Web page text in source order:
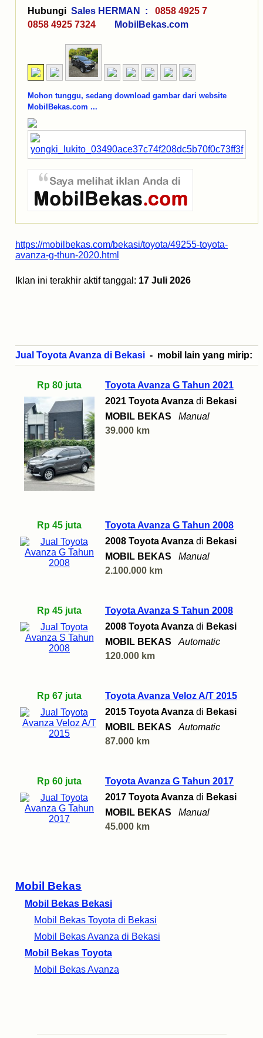
Mobil Bekas
Mobil Bekas Bekasi
Mobil Bekas Toyota di Bekasi
Mobil Bekas Avanza di Bekasi
Mobil Bekas Toyota
Mobil Bekas Avanza
Hubungi Sales HERMAN :
0858 4925 7
0858 4925 7324
MobilBekas.com
Mohon tunggu, sedang download gambar dari website
MobilBekas.com ...
https://mobilbekas.com/bekasi/toyota/49255-toyota-
avanza-g-thun-2020.html
Iklan ini terakhir aktif tanggal: 17 Juli 2026
Jual Toyota Avanza di Bekasi - mobil lain yang mirip:
Rp 80 juta
Toyota Avanza G Tahun 2021
2021 Toyota Avanza di Bekasi
MOBIL BEKAS
Manual
39.000 km
Rp 45 juta
Toyota Avanza G Tahun 2008
2008 Toyota Avanza di Bekasi
MOBIL BEKAS
Manual
2.100.000 km
Rp 45 juta
Toyota Avanza S Tahun 2008
2008 Toyota Avanza di Bekasi
MOBIL BEKAS
Automatic
120.000 km
Rp 67 juta
Toyota Avanza Veloz A/T 2015
2015 Toyota Avanza di Bekasi
MOBIL BEKAS
Automatic
87.000 km
Rp 60 juta
Toyota Avanza G Tahun 2017
2017 Toyota Avanza di Bekasi
MOBIL BEKAS
Manual
45.000 km